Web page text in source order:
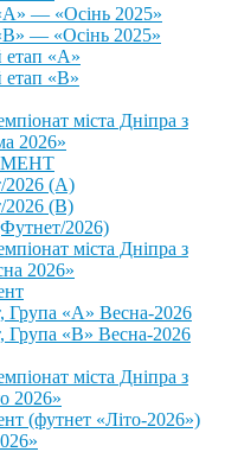
— «Осінь 2025»
— «Осінь 2025»
етап «А»
етап «В»
міста Дніпра з
2026»
2026 (А)
2026 (В)
2026)
міста Дніпра з
2026»
Група «А» Весна-2026
Група «В» Весна-2026
міста Дніпра з
2026»
(футнет «Літо-2026»)